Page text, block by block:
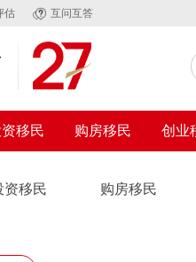
估 互问互答
移民 购房移民 创业
资移民 购房移民